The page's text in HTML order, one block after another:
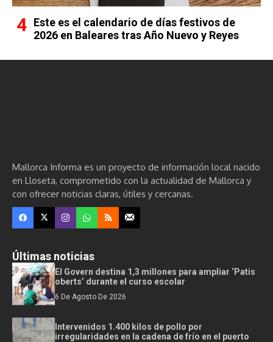
Este es el calendario de días festivos de
2026 en Baleares tras Año Nuevo y Reyes
Mallorca Informa es un proyecto de información local nacido
en Lloseta, comprometido con la actualidad de Mallorca y
con ofrecer noticias claras, útiles y cercanas.
Últimas noticias
El Govern destina 1,3 millones para ampliar ‘Patis
oberts’ durante el curso escolar
6 De Agosto De 2026
Intervenidos 1.400 kilos de pollo por
irregularidades en la cadena de frío en el puerto